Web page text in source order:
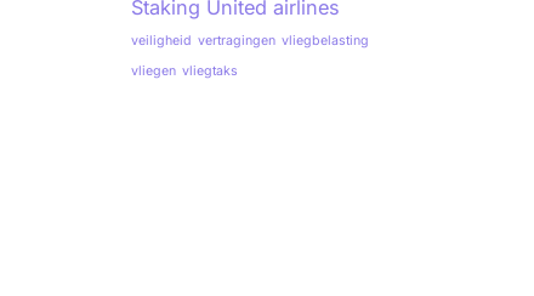
Staking United airlines
veiligheid vertragingen vliegbelasting
vliegen vliegtaks